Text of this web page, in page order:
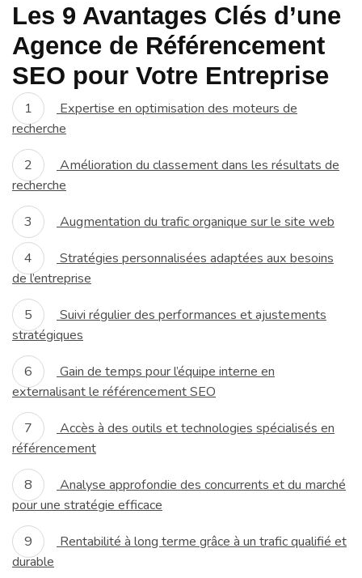
Les 9 Avantages Clés d’une
Agence de Référencement
SEO pour Votre Entreprise
Expertise en optimisation des moteurs de
recherche
Amélioration du classement dans les résultats de
recherche
Augmentation du trafic organique sur le site web
Stratégies personnalisées adaptées aux besoins
de l’entreprise
Suivi régulier des performances et ajustements
stratégiques
Gain de temps pour l’équipe interne en
externalisant le référencement SEO
Accès à des outils et technologies spécialisés en
référencement
Analyse approfondie des concurrents et du marché
pour une stratégie efficace
Rentabilité à long terme grâce à un trafic qualifié et
durable